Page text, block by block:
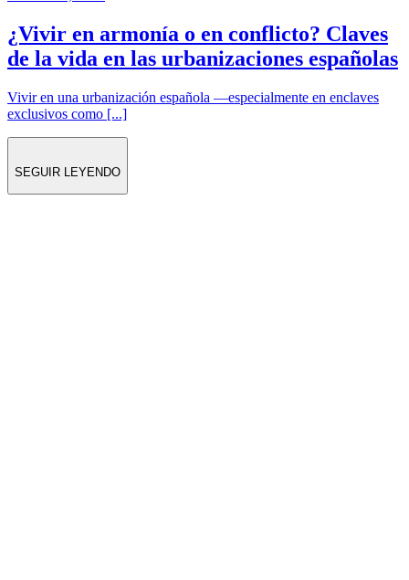
¿Vivir en armonía o en conflicto? Claves
de la vida en las urbanizaciones españolas
Vivir en una urbanización española —especialmente en enclaves
exclusivos como [...]
SEGUIR LEYENDO